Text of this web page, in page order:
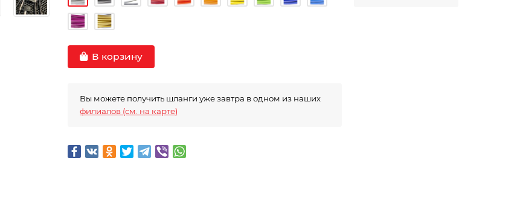
В корзину
Вы можете получить шланги уже завтра в одном из наших
филиалов (см. на карте)